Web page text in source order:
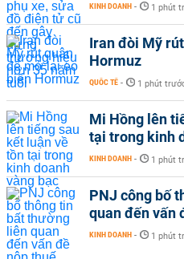
KINH DOANH - 1 phút
Iran đòi Mỹ
Hormuz
QUỐC TẾ - 1 phút
Mi Hồng lên
tại trong kinh
KINH DOANH - 1 phút
PNJ công bố
quan đến vấn
KINH DOANH - 1 phút